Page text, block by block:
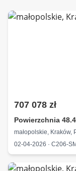
707 078 zł
Powierzchnia
małopolskie, Kraków,
02-04-2026 · C206-